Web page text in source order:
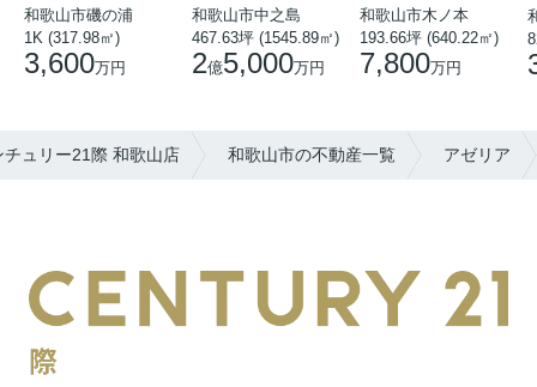
和歌山市磯の浦
1K (317.98㎡)
3,600万円
和歌山市中之島
467.63坪 (1545.89㎡)
2億5,000万円
和歌山市木ノ本
193.66坪 (640.22㎡)
7,800万円
ュリー21際 和歌山店 和歌山市の不動産一覧 アゼリア